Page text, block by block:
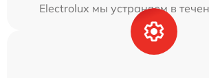
Electrolux мы устраняем в